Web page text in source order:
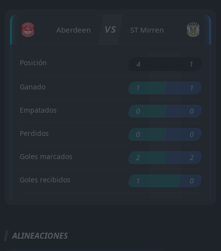
Aberdeen VS ST Mirren
Posición 4 1
Ganado 1 1
Empatados 0 0
Perdidos 0 0
Goles marcados 2 2
Goles recibidos 1 0
ALINEACIONES